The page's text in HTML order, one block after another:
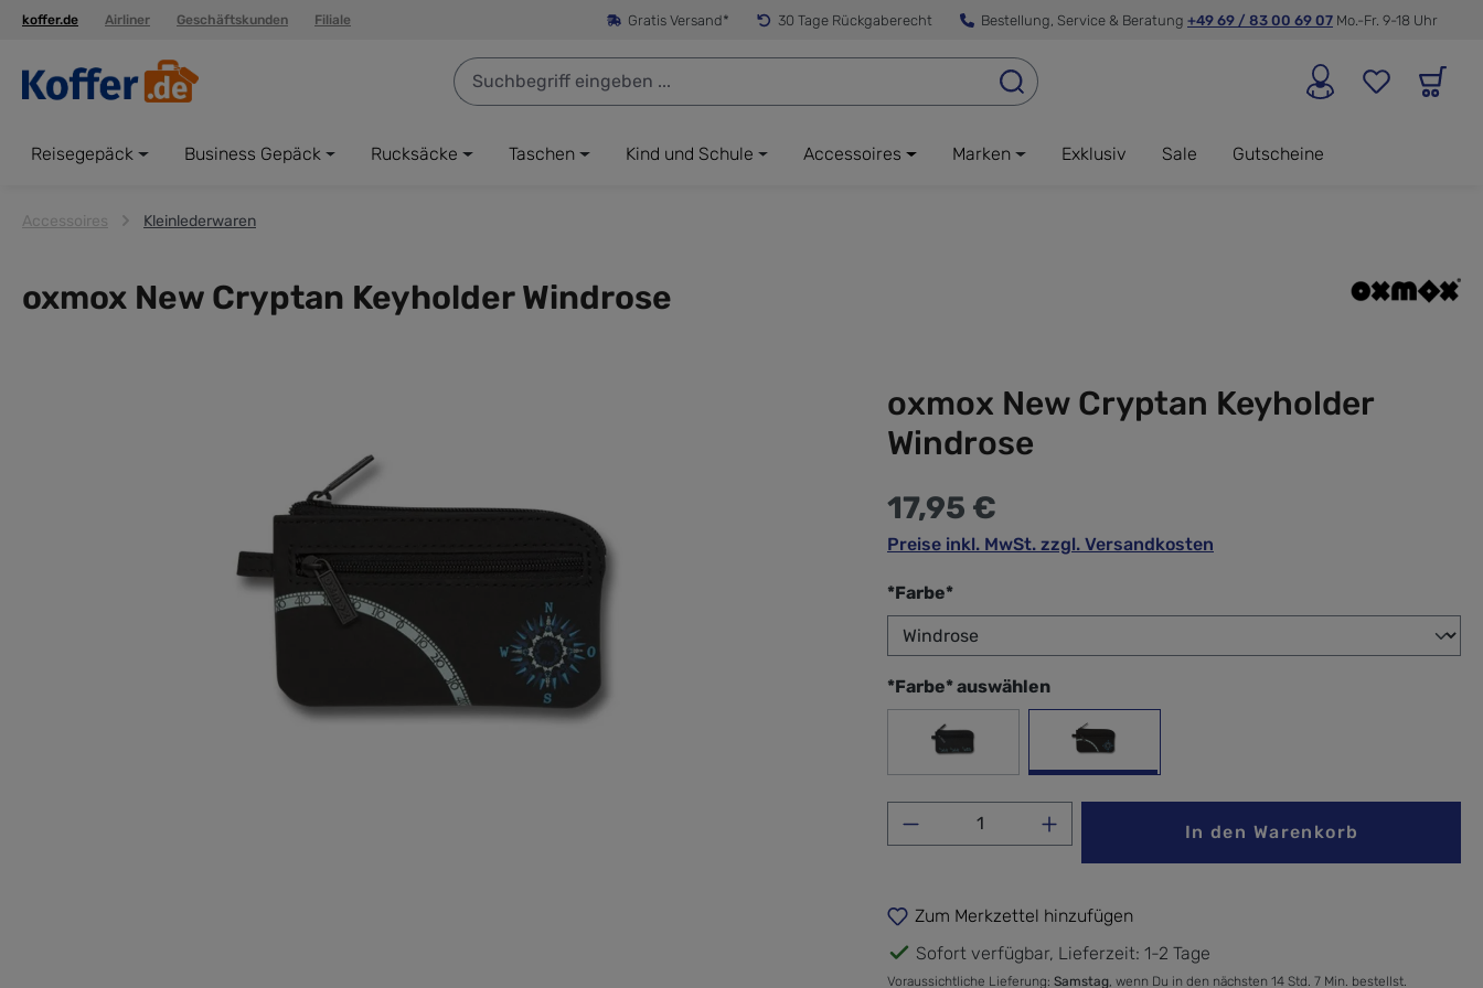
Zur Hauptnavigation springen
koffer.de Airliner Geschäftskunden Filiale Gratis Versand* 30 Tage Rückgaberecht Bestellung, Service & Beratung +49 69 / 83 00 69 07 Mo.-Fr. 9-18 Uhr
Reisegepäck Business Gepäck Rucksäcke Taschen Kind und Schule Accessoires Marken Exklusiv Sale Gutscheine
Accessoires Kleinlederwaren
oxmox New Cryptan Keyholder Windrose
oxmox New Cryptan Keyholder
Windrose
17,95 €
Preise inkl. MwSt. zzgl. Versandkosten
*Farbe*auswählen
*Farbe* auswählen
Lizard Windrose
Produkt Anzahl: Gib den gewünschten Wert ein
In den Warenkorb
Zum Merkzettel hinzufügen
Sofort verfügbar, Lieferzeit: 1-2 Tage
Voraussichtliche Lieferung: Samstag , wenn Du in den nächsten 14 Std. 7 Min. bestellst.